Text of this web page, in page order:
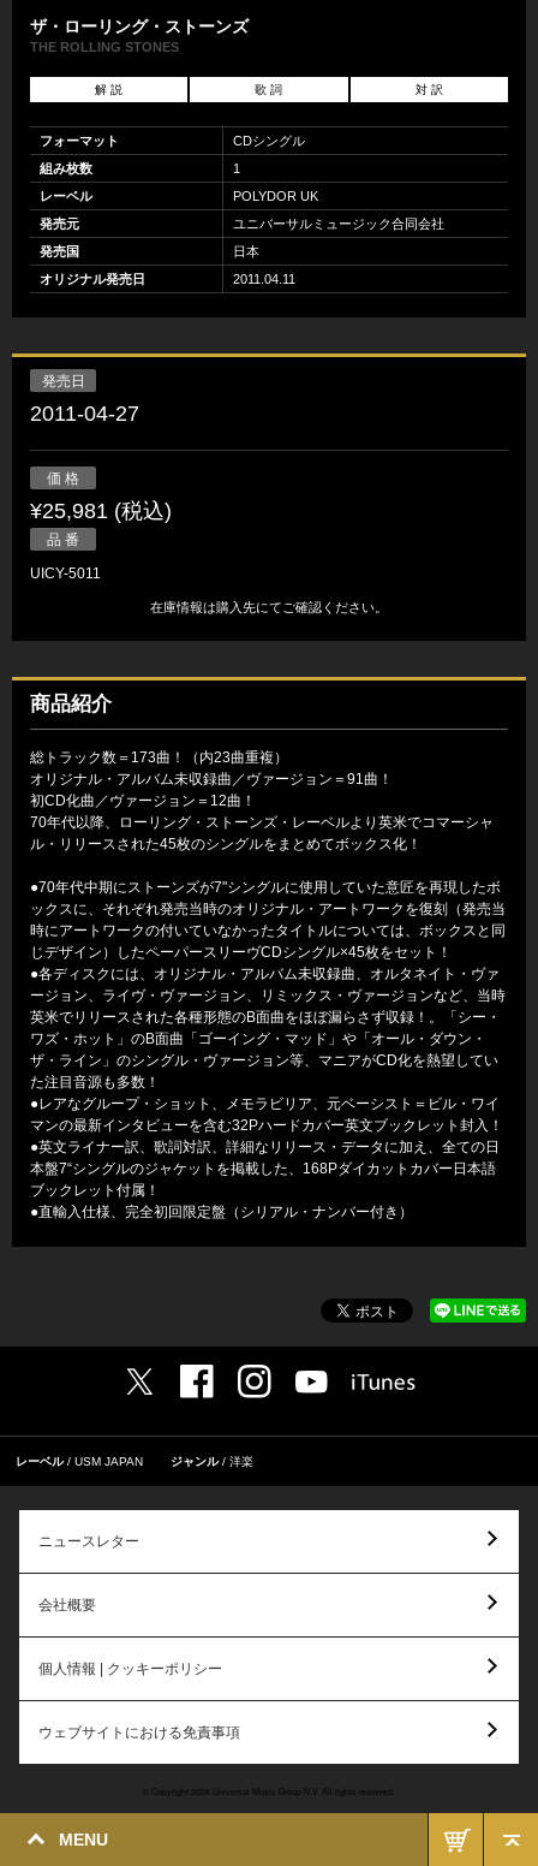
MENU
ザ・ローリング・ストーンズ
THE ROLLING STONES
解 説 歌 詞 対 訳
フォーマット
CDシングル
組み枚数
1
レーベル
POLYDOR UK
発売元
ユニバーサルミュージック合同会社
発売国
日本
オリジナル発売日
2011.04.11
発売日
2011-04-27
価 格
¥25,981 (税込)
品 番
UICY-5011
在庫情報は購入先にてご確認ください。
商品紹介
総トラック数＝173曲！（内23曲重複）
オリジナル・アルバム未収録曲／ヴァージョン＝91曲！
初CD化曲／ヴァージョン＝12曲！
70年代以降、ローリング・ストーンズ・レーベルより英米でコマーシャ
ル・リリースされた45枚のシングルをまとめてボックス化！
●70年代中期にストーンズが7"シングルに使用していた意匠を再現したボ
ックスに、それぞれ発売当時のオリジナル・アートワークを復刻（発売当
時にアートワークの付いていなかったタイトルについては、ボックスと同
じデザイン）したペーパースリーヴCDシングル×45枚をセット！
●各ディスクには、オリジナル・アルバム未収録曲、オルタネイト・ヴァ
ージョン、ライヴ・ヴァージョン、リミックス・ヴァージョンなど、当時
英米でリリースされた各種形態のB面曲をほぼ漏らさず収録！。「シー・
ワズ・ホット」のB面曲「ゴーイング・マッド」や「オール・ダウン・
ザ・ライン」のシングル・ヴァージョン等、マニアがCD化を熱望してい
た注目音源も多数！
●レアなグループ・ショット、メモラビリア、元ベーシスト＝ビル・ワイ
マンの最新インタビューを含む32Pハードカバー英文ブックレット封入！
●英文ライナー訳、歌詞対訳、詳細なリリース・データに加え、全ての日
本盤7“シングルのジャケットを掲載した、168Pダイカットカバー日本語
ブックレット付属！
●直輸入仕様、完全初回限定盤（シリアル・ナンバー付き）
レーベル USM JAPAN ジャンル 洋楽
ニュースレター
会社概要
個人情報 | クッキーポリシー
ウェブサイトにおける免責事項
© Copyright 2026 Universal Music Group N.V. All rights reserved.